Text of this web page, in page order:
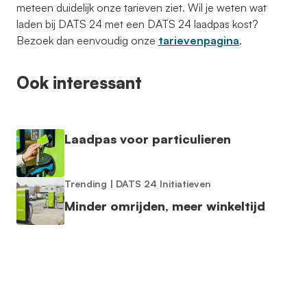
meteen duidelijk onze tarieven ziet. Wil je weten wat
laden bij DATS 24 met een DATS 24 laadpas kost?
Bezoek dan eenvoudig onze tarievenpagina.
Ook interessant
Laadpas voor particulieren
Trending | DATS 24 Initiatieven
Minder omrijden, meer winkeltijd